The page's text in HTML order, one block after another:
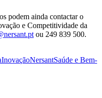
podem ainda contactar o
e Competitividade da
ou 249 839 500.
InovaçãoNersantSaúde e Bem-